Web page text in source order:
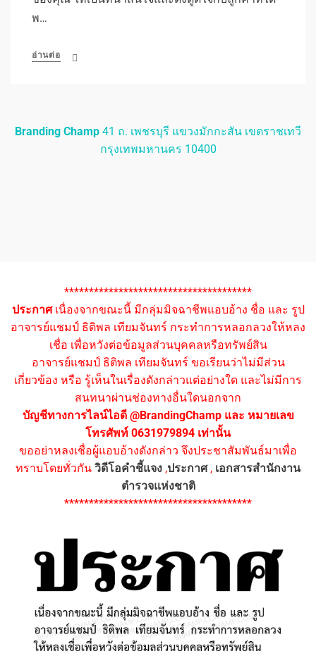
พ…
อ่านต่อ
Branding Champ 41 ถ. เพชรบุรี แขวงมักกะสัน เขตราชเทวี
กรุงเทพมหานคร 10400
**************************************
ประกาศเนื่องจากขณะนี้ มีกลุ่มมิจฉาชีพแอบอ้าง ชื่อ และ รูป
อาจารย์แชมป์ ธิติพล เทียมจันทร์ กระทำการหลอกลวงให้หลง
เชื่อ เพื่อหวังต่อข้อมูลส่วนบุคคลหรือทรัพย์สิน
อาจารย์แชมป์ ธิติพล เทียมจันทร์ ขอเรียนว่าไม่มีส่วน
เกี่ยวข้อง หรือ รู้เห็นในเรื่องดังกล่าวแต่อย่างใด และไม่มีการ
สนทนาผ่านช่องทางอื่นใดนอกจาก
บัญชีทางการไลน์ไอดี @BrandingChamp และ หมายเลข
โทรศัพท์ 0631979894 เท่านั้น
ขออย่าหลงเชื่อผู้แอบอ้างดังกล่าว จึงประชาสัมพันธ์มาเพื่อ
ทราบโดยทั่วกัน วิดีโอคำชี้แจง ,ประกาศ, เอกสารสำนักงาน
ตำรวจแห่งชาติ
**************************************